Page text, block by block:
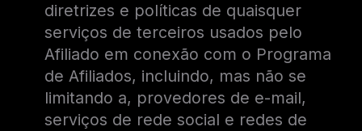
diretrizes e políticas de quaisquer
serviços de terceiros usados ​​pelo
Afiliado em conexão com o Programa
de Afiliados, incluindo, mas não se
limitando a, provedores de e-mail,
serviços de rede social e redes de